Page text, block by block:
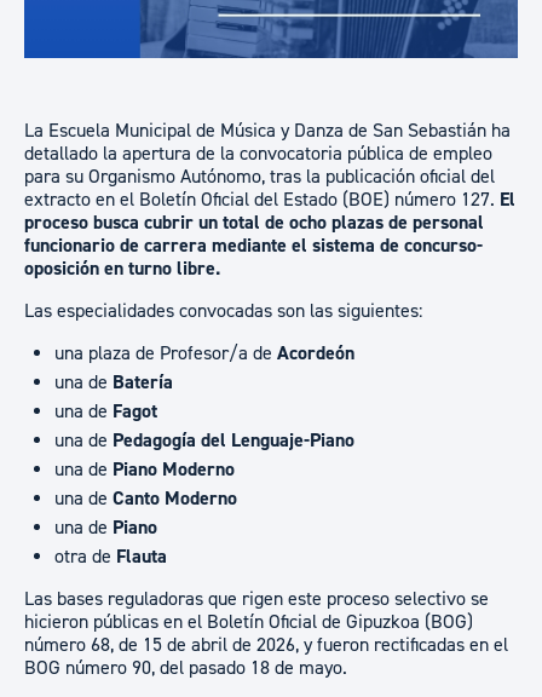
La Escuela Municipal de Música y Danza de San Sebastián ha
detallado la apertura de la convocatoria pública de empleo
para su Organismo Autónomo, tras la publicación oficial del
extracto en el Boletín Oficial del Estado (BOE) número 127. El
proceso busca cubrir un total de ocho plazas de personal
funcionario de carrera mediante el sistema de concurso-
oposición en turno libre.
Las especialidades convocadas son las siguientes:
una plaza de Profesor/a de Acordeón
una de Batería
una de Fagot
una de Pedagogía del Lenguaje-Piano
una de Piano Moderno
una de Canto Moderno
una de Piano
otra de Flauta
Las bases reguladoras que rigen este proceso selectivo se
hicieron públicas en el Boletín Oficial de Gipuzkoa (BOG)
número 68, de 15 de abril de 2026, y fueron rectificadas en el
BOG número 90, del pasado 18 de mayo.